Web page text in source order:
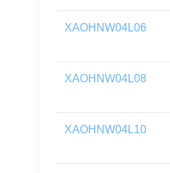
XAOHNW04L06
XAOHNW04L08
XAOHNW04L10